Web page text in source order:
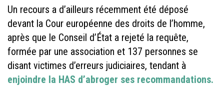
Un recours a d’ailleurs récemment été déposé
devant la Cour européenne des droits de l’homme,
après que le Conseil d’État a rejeté la requête,
formée par une association et 137 personnes se
disant victimes d’erreurs judiciaires, tendant à
enjoindre la HAS d’abroger ses recommandations.